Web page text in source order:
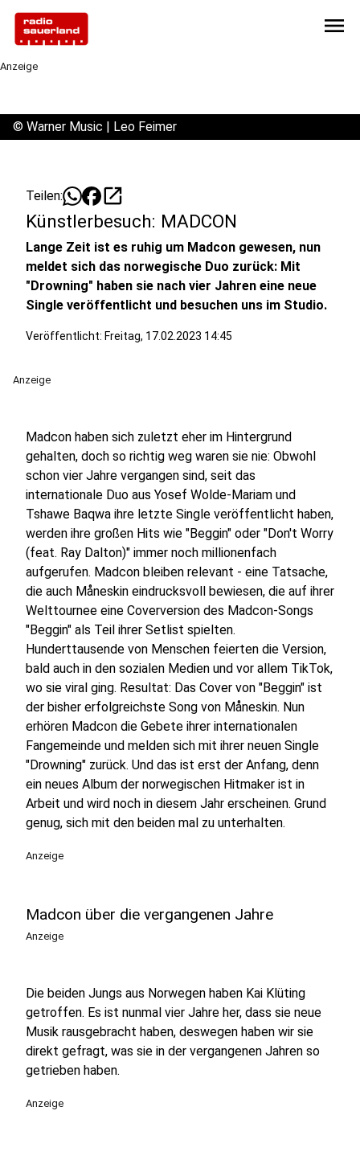
menu
Anzeige
© Warner Music | Leo Feimer
Teilen: open_in_new
Künstlerbesuch: MADCON
Lange Zeit ist es ruhig um Madcon gewesen, nun
meldet sich das norwegische Duo zurück: Mit
"Drowning" haben sie nach vier Jahren eine neue
Single veröffentlicht und besuchen uns im Studio.
Veröffentlicht: Freitag, 17.02.2023 14:45
Anzeige
Madcon haben sich zuletzt eher im Hintergrund
gehalten, doch so richtig weg waren sie nie: Obwohl
schon vier Jahre vergangen sind, seit das
internationale Duo aus Yosef Wolde-Mariam und
Tshawe Baqwa ihre letzte Single veröffentlicht haben,
werden ihre großen Hits wie "Beggin" oder "Don't Worry
(feat. Ray Dalton)" immer noch millionenfach
aufgerufen. Madcon bleiben relevant - eine Tatsache,
die auch Måneskin eindrucksvoll bewiesen, die auf ihrer
Welttournee eine Coverversion des Madcon-Songs
"Beggin" als Teil ihrer Setlist spielten.
Hunderttausende von Menschen feierten die Version,
bald auch in den sozialen Medien und vor allem TikTok,
wo sie viral ging. Resultat: Das Cover von "Beggin" ist
der bisher erfolgreichste Song von Måneskin. Nun
erhören Madcon die Gebete ihrer internationalen
Fangemeinde und melden sich mit ihrer neuen Single
"Drowning" zurück. Und das ist erst der Anfang, denn
ein neues Album der norwegischen Hitmaker ist in
Arbeit und wird noch in diesem Jahr erscheinen. Grund
genug, sich mit den beiden mal zu unterhalten.
Anzeige
Madcon über die vergangenen Jahre
Anzeige
Die beiden Jungs aus Norwegen haben Kai Klüting
getroffen. Es ist nunmal vier Jahre her, dass sie neue
Musik rausgebracht haben, deswegen haben wir sie
direkt gefragt, was sie in der vergangenen Jahren so
getrieben haben.
Anzeige